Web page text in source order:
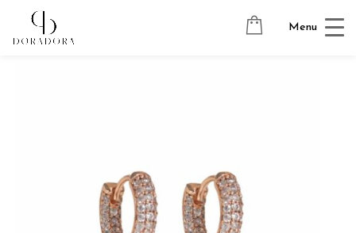
Menu
Avaleht Ripatsitega kõrvarõngad
→
SWAROVSKI PEARLS 18K